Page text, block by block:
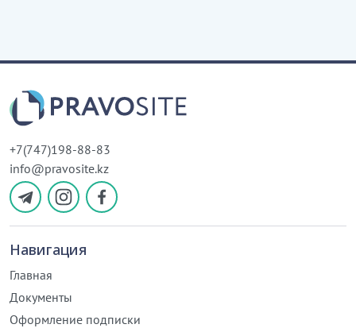
+7(747)198-88-83
info@pravosite.kz
Навигация
Главная
Документы
Оформление подписки